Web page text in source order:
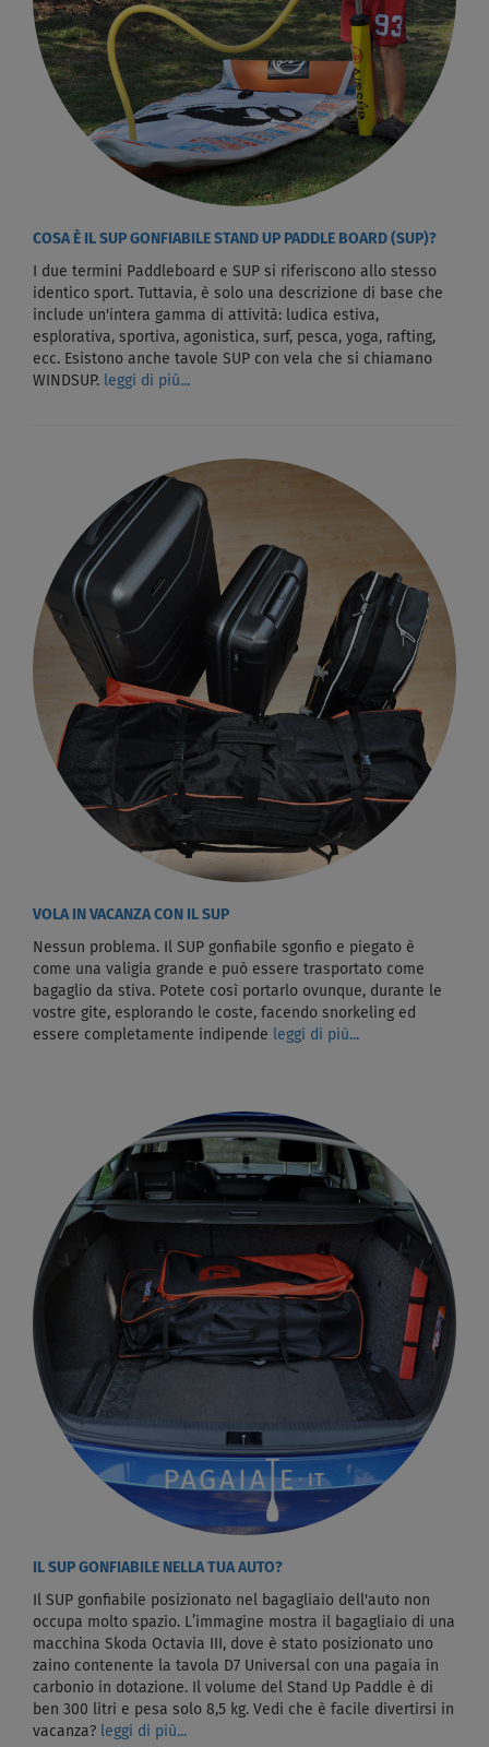
COSA È IL SUP GONFIABILE STAND UP PADDLE BOARD (SUP)?
I due termini Paddleboard e SUP si riferiscono allo stesso
identico sport. Tuttavia, è solo una descrizione di base che
include un'intera gamma di attività: ludica estiva,
esplorativa, sportiva, agonistica, surf, pesca, yoga, rafting,
ecc. Esistono anche tavole SUP con vela che si chiamano
WINDSUP.
leggi di più...
VOLA IN VACANZA CON IL SUP
Nessun problema. Il SUP gonfiabile sgonfio e piegato è
come una valigia grande e può essere trasportato come
bagaglio da stiva. Potete così portarlo ovunque, durante le
vostre gite, esplorando le coste, facendo snorkeling ed
essere completamente indipende
leggi di più...
IL SUP GONFIABILE NELLA TUA AUTO?
Il SUP gonfiabile posizionato nel bagagliaio dell'auto non
occupa molto spazio. L’immagine mostra il bagagliaio di una
macchina Skoda Octavia III, dove è stato posizionato uno
zaino contenente la tavola D7 Universal con una pagaia in
carbonio in dotazione. Il volume del Stand Up Paddle è di
ben 300 litri e pesa solo 8,5 kg. Vedi che è facile divertirsi in
vacanza?
leggi di più...